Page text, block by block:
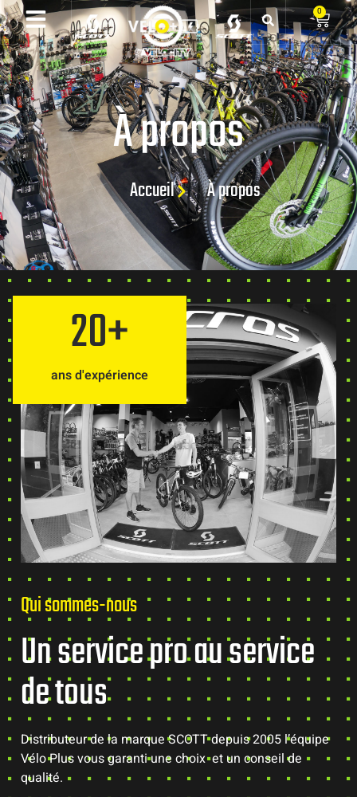
0
À propos
Accueil À propos
ans d'expérience
20+
Qui sommes-nous
Un service pro au service
de tous
Distributeur de la marque SCOTT depuis 2005 l’équipe
Vélo Plus vous garanti une choix et un conseil de
qualité.